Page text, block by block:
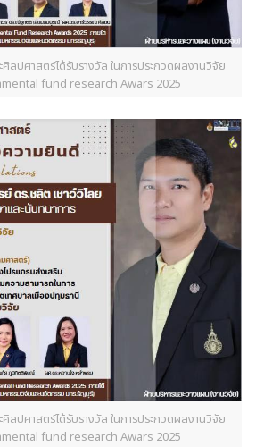
ปศาสตร์ได้รับรางวัล ในการประกวดผลงานวิจัย
fund research Awars 2025
ปศาสตร์ได้รับรางวัล ในการประกวดผลงานวิจัย
fund research Awars 2025